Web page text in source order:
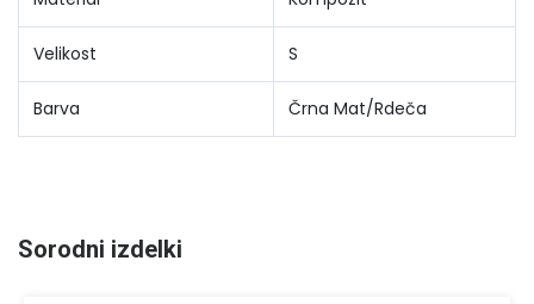
Velikost S
Barva Črna Mat/Rdeča
Sorodni izdelki